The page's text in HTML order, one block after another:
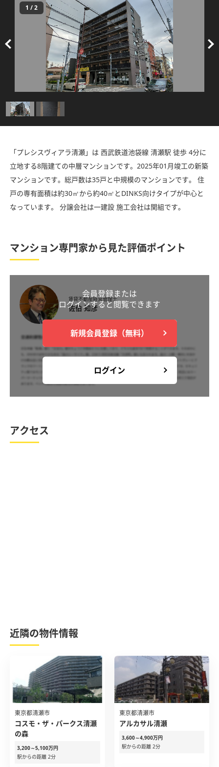
1 /2
「プレシスヴィアラ清瀬」は 西武鉄道池袋線 清瀬駅 徒歩 4分に
立地する8階建ての中層マンションです。2025年01月竣工の新築
マンションです。総戸数は35戸と中規模のマンションです。 住
戸の専有面積は約30㎡から約40㎡とDINKS向けタイプが中心と
なっています。 分譲会社は一建設 施工会社は関組です。
マンション専門家から見た評価ポイント
賃貸不動産経営管理士
佐伯 知彦
会員登録または
ログインすると閲覧できます
新規会員登録（無料）
ログイン
アクセス
近隣の物件情報
東京都清瀬市
コスモ・ザ・パークス清瀬
の森
3,200～5,100万円
駅からの距離 2分
東京都清瀬市
アルカサル清瀬
3,600～4,900万円
駅からの距離 2分